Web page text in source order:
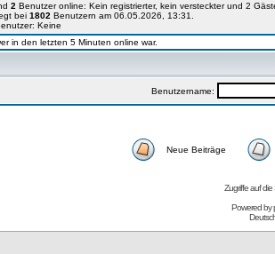
2 Benutzer online: Kein registrierter, kein versteckter und 2
bei 1802 Benutzern am 06.05.2026, 13:31.
Keine
in den letzten 5 Minuten online war.
Benutzername:
Neue Beiträge
Zugriffe auf
Powered by